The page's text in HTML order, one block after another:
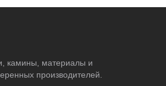
камины, материалы и
производителей.